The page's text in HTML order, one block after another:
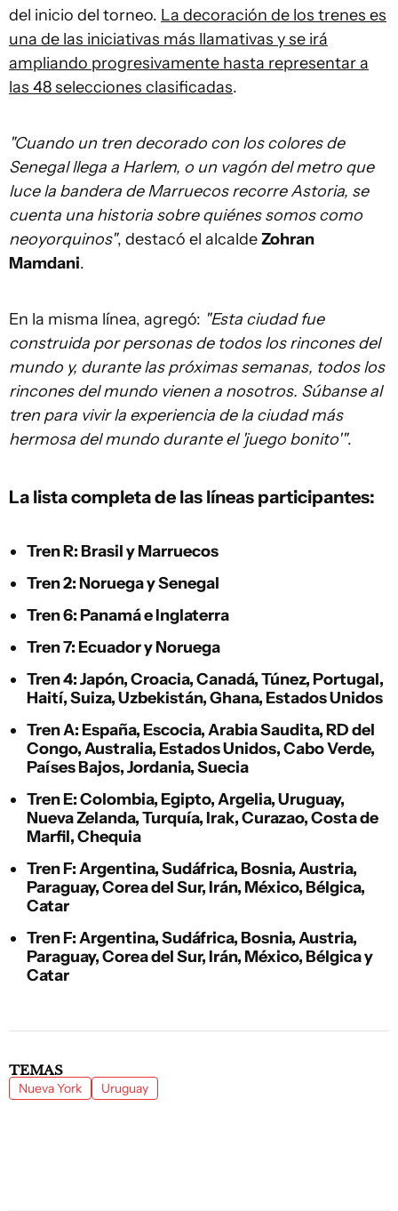
del inicio del torneo. La decoración de los trenes es
una de las iniciativas más llamativas y se irá
ampliando progresivamente hasta representar a
las 48 selecciones clasificadas.
"Cuando un tren decorado con los colores de
Senegal llega a Harlem, o un vagón del metro que
luce la bandera de Marruecos recorre Astoria, se
cuenta una historia sobre quiénes somos como
neoyorquinos", destacó el alcaldeZohran
Mamdani.
En la misma línea, agregó: "Esta ciudad fue
construida por personas de todos los rincones del
mundo y, durante las próximas semanas, todos los
rincones del mundo vienen a nosotros. Súbanse al
tren para vivir la experiencia de la ciudad más
hermosa del mundo durante el 'juego bonito'".
La lista completa de las líneas participantes:
Tren R: Brasil y Marruecos
Tren 2: Noruega y Senegal
Tren 6: Panamá e Inglaterra
Tren 7: Ecuador y Noruega
Tren 4: Japón, Croacia, Canadá, Túnez, Portugal,
Haití, Suiza, Uzbekistán, Ghana, Estados Unidos
Tren A: España, Escocia, Arabia Saudita, RD del
Congo, Australia, Estados Unidos, Cabo Verde,
Países Bajos, Jordania, Suecia
Tren E: Colombia, Egipto, Argelia, Uruguay,
Nueva Zelanda, Turquía, Irak, Curazao, Costa de
Marfil, Chequia
Tren F: Argentina, Sudáfrica, Bosnia, Austria,
Paraguay, Corea del Sur, Irán, México, Bélgica,
Catar
Tren F: Argentina, Sudáfrica, Bosnia, Austria,
Paraguay, Corea del Sur, Irán, México, Bélgica y
Catar
TEMAS
Nueva York Uruguay